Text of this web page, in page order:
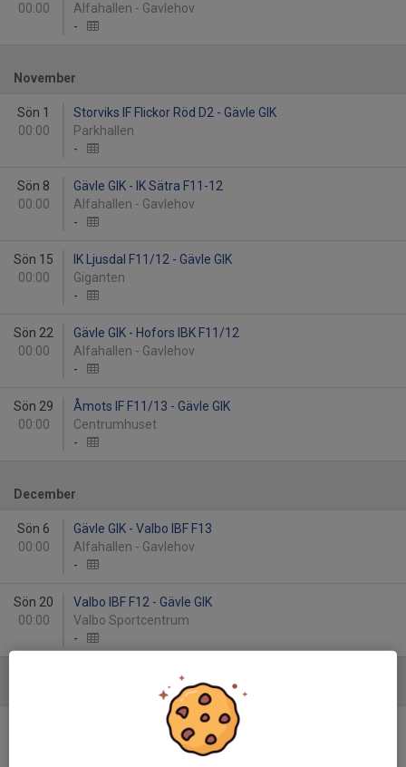
00:00
Alfahallen - Gavlehov
-
November
Sön 1
00:00
Storviks IF Flickor Röd D2 - Gävle GIK
Parkhallen
-
Sön 8
00:00
Gävle GIK - IK Sätra F11-12
Alfahallen - Gavlehov
-
Sön 15
00:00
IK Ljusdal F11/12 - Gävle GIK
Giganten
-
Sön 22
00:00
Gävle GIK - Hofors IBK F11/12
Alfahallen - Gavlehov
-
Sön 29
00:00
Åmots IF F11/13 - Gävle GIK
Centrumhuset
-
December
Sön 6
00:00
Gävle GIK - Valbo IBF F13
Alfahallen - Gavlehov
-
Sön 20
00:00
Valbo IBF F12 - Gävle GIK
Valbo Sportcentrum
-
Gävle GIK - Storviks IF Flickor Röd D2
Alfahallen - Gavlehov